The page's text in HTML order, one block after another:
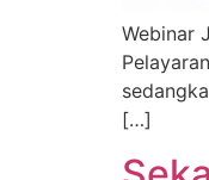
Webinar
[…]